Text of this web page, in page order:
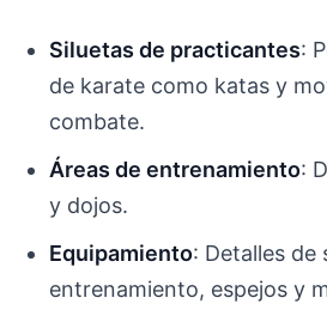
Siluetas de practicantes:
de karate como katas y
combate.
Áreas de entrenamiento:
y dojos.
Equipamiento: Detalles de
entrenamiento, espejos y